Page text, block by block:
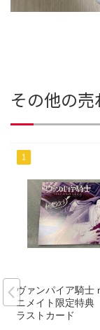
その他の
ヴァンパイア騎士
ニメイト限定特
ラストカード